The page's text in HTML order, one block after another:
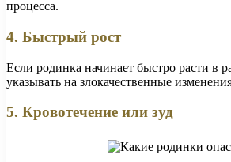
процесса.
4. Быстрый рост
Если родинка начинает быстро расти в
указывать на злокачественные
5. Кровотечение или зуд